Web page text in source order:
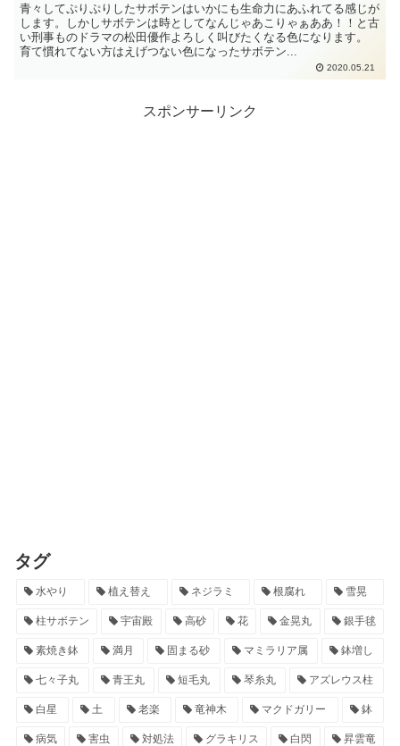
青々してぷりぷりしたサボテンはいかにも生命力にあふれてる感じが
します。しかしサボテンは時としてなんじゃあこりゃぁああ！！と古
い刑事ものドラマの松田優作よろしく叫びたくなる色になります。
育て慣れてない方はえげつない色になったサボテン...
2020.05.21
スポンサーリンク
タグ
水やり 植え替え ネジラミ 根腐れ 雪晃
柱サボテン 宇宙殿 高砂 花 金晃丸 銀手毬
素焼き鉢 満月 固まる砂 マミラリア属 鉢増し
七々子丸 青王丸 短毛丸 琴糸丸 アズレウス柱
白星 土 老楽 竜神木 マクドガリー 鉢
病気 害虫 対処法 グラキリス 白閃 昇雲竜